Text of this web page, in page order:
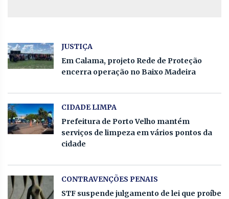
JUSTIÇA
Em Calama, projeto Rede de Proteção
encerra operação no Baixo Madeira
CIDADE LIMPA
Prefeitura de Porto Velho mantém
serviços de limpeza em vários pontos da
cidade
CONTRAVENÇÕES PENAIS
STF suspende julgamento de lei que proíbe